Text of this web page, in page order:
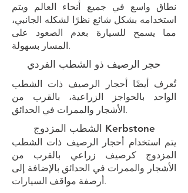
نطاق واسع في جميع أنحاء العالم ويتم
استخدامه بشكل شائع نظرًا لشكله الجانبي،
مما يسمح للسيارة بعدم الصعود على
المسار بسهولة.
حجر الرصيف ذو الشطب الفردي
تُعرف أيضًا أحجار الرصيف ذات الشطب
الواحد بالحواجز الزراعية، بالقرب من
الأشجار والممرات في الحدائق.
الشطب المزدوج Kerbstone
يتم استخدام أحجار الرصيف ذات الشطب
المزدوج كرصيف زراعي بالقرب من
الأشجار والممرات في الحدائق بالإضافة إلى
أرصفة مواقف السيارات.